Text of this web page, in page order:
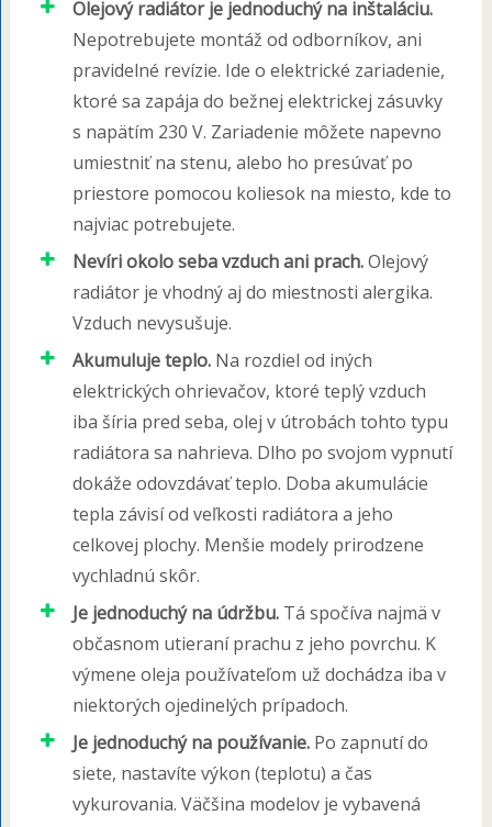
Olejový radiátor je jednoduchý na inštaláciu.
Nepotrebujete montáž od odborníkov, ani
pravidelné revízie. Ide o elektrické zariadenie,
ktoré sa zapája do bežnej elektrickej zásuvky
s napätím 230 V. Zariadenie môžete napevno
umiestniť na stenu, alebo ho presúvať po
priestore pomocou koliesok na miesto, kde to
najviac potrebujete.
Nevíri okolo seba vzduch ani prach.Olejový
radiátor je vhodný aj do miestnosti alergika.
Vzduch nevysušuje.
Akumuluje teplo.Na rozdiel od iných
elektrických ohrievačov, ktoré teplý vzduch
iba šíria pred seba, olej v útrobách tohto typu
radiátora sa nahrieva. Dlho po svojom vypnutí
dokáže odovzdávať teplo. Doba akumulácie
tepla závisí od veľkosti radiátora a jeho
celkovej plochy. Menšie modely prirodzene
vychladnú skôr.
Je jednoduchý na údržbu.Tá spočíva najmä v
občasnom utieraní prachu z jeho povrchu. K
výmene oleja používateľom už dochádza iba v
niektorých ojedinelých prípadoch.
Je jednoduchý na používanie.Po zapnutí do
siete, nastavíte výkon (teplotu) a čas
vykurovania. Väčšina modelov je vybavená